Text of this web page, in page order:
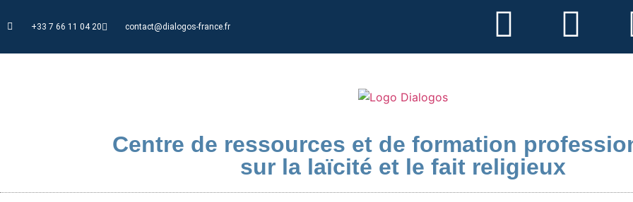
+33 7 66 11 04 20 contact@dialogos-france.fr
Centre de ressources et de formation
sur la laïcité et le fait religieux